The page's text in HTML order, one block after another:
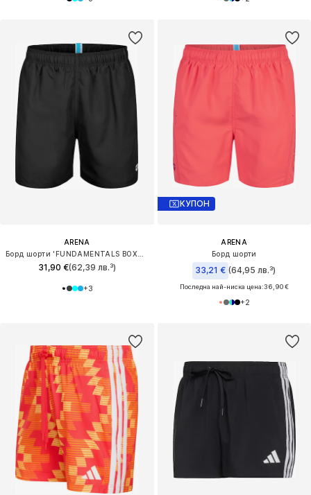
ARENA
31,90 €(62,39 лв.³)
+3
КУПОН
ARENA
Борд шорти
33,21 € (64,95 лв.³)
Последна най-ниска цена:36,90 €
+2